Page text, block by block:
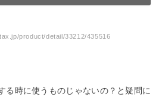
product/detail/33212/435516
る時に使うものじゃないの？と疑問に